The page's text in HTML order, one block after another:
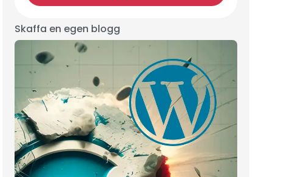
Skaffa en egen blogg